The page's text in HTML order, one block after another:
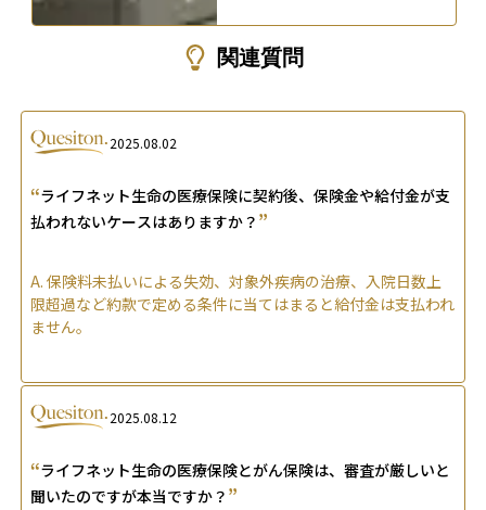
関連質問
2025.08.02
“ライフネット生命の医療保険に契約後、保険金や給付金が支
払われないケースはありますか？ ”
A. 保険料未払いによる失効、対象外疾病の治療、入院日数上
限超過など約款で定める条件に当てはまると給付金は支払われ
ません。
2025.08.12
“ライフネット生命の医療保険とがん保険は、審査が厳しいと
聞いたのですが本当ですか？ ”